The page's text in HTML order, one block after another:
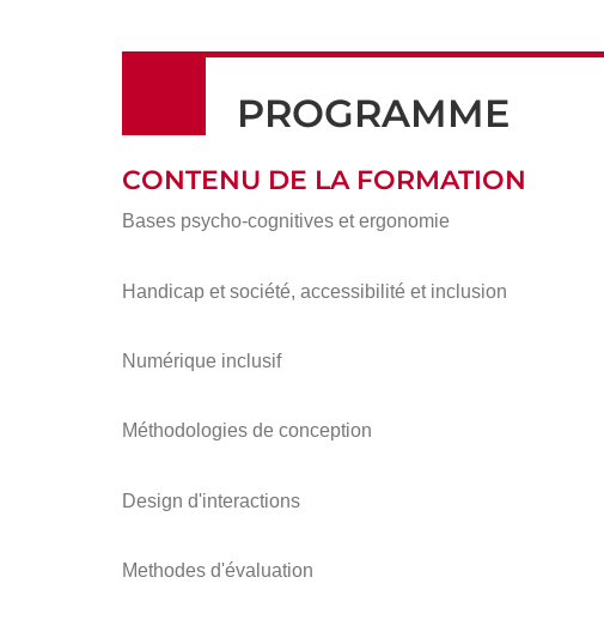
PROGRAMME
CONTENU DE LA FORMATION
Bases psycho-cognitives et ergonomie
Handicap et société, accessibilité et inclusion
Numérique inclusif
Méthodologies de conception
Design d'interactions
Methodes d'évaluation